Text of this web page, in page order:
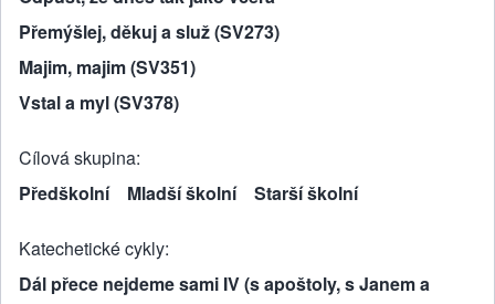
Přemýšlej, děkuj a služ (SV273)
Majim, majim (SV351)
Vstal a myl (SV378)
Cílová skupina
Předškolní
Mladší školní Starší školní
Katechetické cykly
Dál přece nejdeme sami IV (s apoštoly, s Janem a